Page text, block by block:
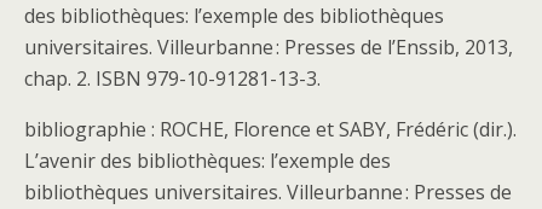
des bibliothèques: l’exemple des bibliothèques
universitaires. Villeurbanne : Presses de l’Enssib, 2013,
chap. 2. ISBN 979-10-91281-13-3.
bibliographie : ROCHE, Florence et SABY, Frédéric (dir.).
L’avenir des bibliothèques: l’exemple des
bibliothèques universitaires. Villeurbanne : Presses de